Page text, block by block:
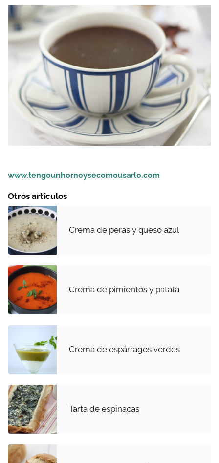
www.tengounhornoysecomousarlo.com
Otros artículos
Crema de peras y queso azul
Crema de pimientos y patata
Crema de espárragos verdes
Tarta de espinacas